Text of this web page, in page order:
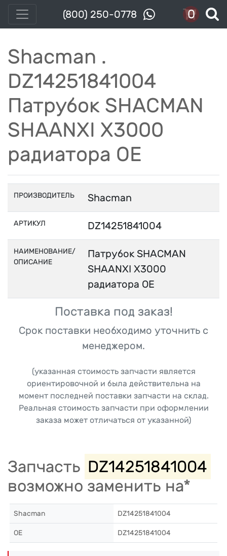
(800) 250-0778 0
Shacman .
DZ14251841004
Патрубок SHACMAN
SHAANXI X3000
радиатора OE
ПРОИЗВОДИТЕЛЬ Shacman
АРТИКУЛ DZ14251841004
НАИМЕНОВАНИЕ/
ОПИСАНИЕ
Патрубок SHACMAN
SHAANXI X3000
радиатора OE
Поставка под заказ!
Срок поставки необходимо уточнить с
менеджером.
(указанная стоимость запчасти является
ориентировочной и была действительна на
момент последней поставки запчасти на склад.
Реальная стоимость запчасти при оформлении
заказа может отличаться от указанной)
Запчасть DZ14251841004
возможно заменить на*
Shacman DZ14251841004
OE DZ14251841004